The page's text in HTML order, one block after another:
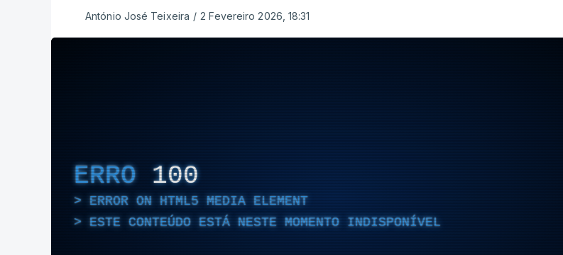
António José Teixeira / 2 Fevereiro 2026, 18:31
ERRO 100
ERROR ON HTML5 MEDIA ELEMENT
ESTE CONTEÚDO ESTÁ NESTE MOMENTO INDISPONÍVEL